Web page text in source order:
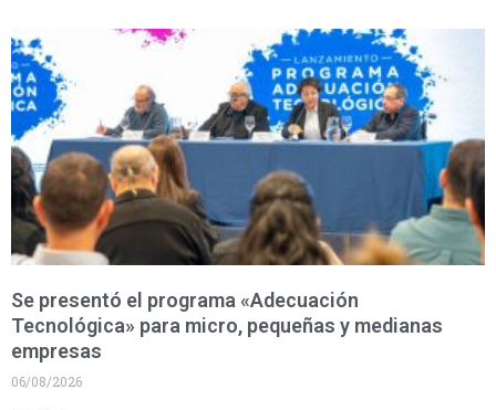
Se presentó el programa «Adecuación
Tecnológica» para micro, pequeñas y medianas
empresas
06/08/2026